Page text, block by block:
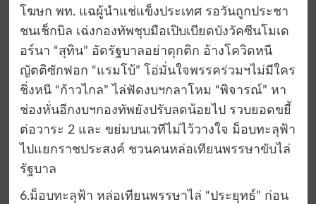
โฆษก พท. แฉผู้นำแช่แข็งประเทศ รอวันถูกประชา
ชนเช็กบิล เฉ่งกองทัพชุบมือเปิบเบียดบังวัคซีนโมเด
อร์นา “สุทิน” อัดรัฐบาลอย่าตุกติก อ้างโควิดหนี
ญัตติซักฟอก “แรมโบ้” โอ่มั่นใจพรรคร่วมฯไม่มีใคร
ชิ่งหนี “ก้าวไกล” ไล่ฟัดงบฯกลาโหม “พิจารณ์” หา
ช่องหั่นอีกงบฯกองทัพยังปรับลดน้อยไป รวบยอดขยี้
ต่อวาระ 2 และ ขย่มบนเวทีไม่ไว้วางใจ ม็อบทะลุฟ้า
ไปแยกราชประสงค์ ชวนคนหล่อเทียนพรรษาขับไล่
รัฐบาล
6.ม็อบทะลุฟ้า หล่อเทียนพรรษาไล่ “ประยุทธ์” ก่อน